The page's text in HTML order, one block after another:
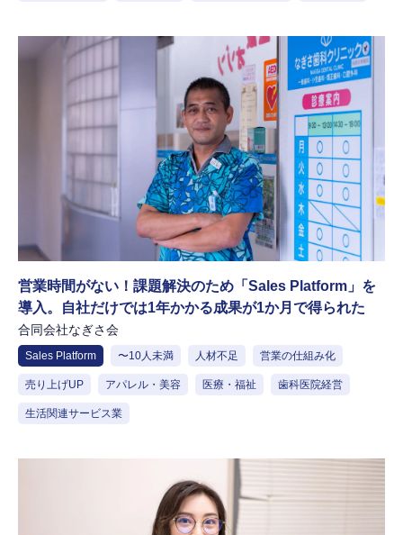
営業時間がない！課題解決のため「Sales Platform」を
導入。自社だけでは1年かかる成果が1か月で得られた
合同会社なぎさ会
Sales Platform 〜10人未満 人材不足 営業の仕組み化
売り上げUP アパレル・美容 医療・福祉 歯科医院経営
生活関連サービス業